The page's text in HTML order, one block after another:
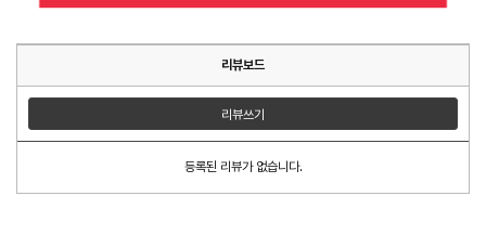
리뷰보드
리뷰쓰기
등록된 리뷰가 없습니다.